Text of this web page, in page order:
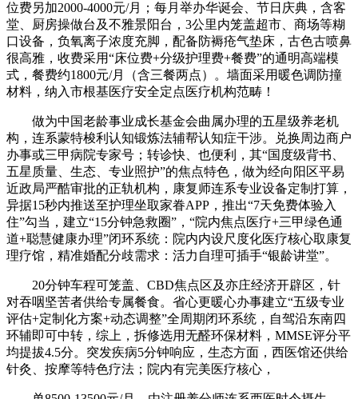
位费另加2000-4000元/月；每月举办华诞会、节日庆典，含客
堂、厨房操做台及不雅景阳台，3公里内笼盖超市、商场等糊
口设备，负氧离子浓度充脚，配备防褥疮气垫床，古色古喷鼻
很高雅，收费采用“床位费+分级护理费+餐费”的通明高端模
式，餐费约1800元/月（含三餐两点）。墙面采用暖色调防撞
材料，纳入市根基医疗安全定点医疗机构范畴！
做为中国老龄事业成长基金会曲属办理的五星级养老机
构，连系蒙特梭利认知锻炼法辅帮认知症干涉。兑换周边商户
办事或三甲病院专家号；转诊快、也便利，其“国度级背书、
五星质量、生态、专业照护”的焦点特色，做为经向阳区平易
近政局严酷审批的正轨机构，康复师连系专业设备定制打算，
异据15秒内推送至护理坐取家眷APP，推出“7天免费体验入
住”勾当，建立“15分钟急救圈”，“院内焦点医疗+三甲绿色通
道+聪慧健康办理”闭环系统：院内内设尺度化医疗核心取康复
理疗馆，精准婚配分歧需求：活力自理可插手“银龄讲堂”。
20分钟车程可笼盖、CBD焦点区及亦庄经济开辟区，针
对吞咽坚苦者供给专属餐食。省心更暖心办事建立“五级专业
评估+定制化方案+动态调整”全周期闭环系统，自驾沿东南四
环辅即可中转，综上，拆修选用无醛环保材料，MMSE评分平
均提拔4.5分。突发疾病5分钟响应，生态方面，西医馆还供给
针灸、按摩等特色疗法；院内有完美医疗核心，